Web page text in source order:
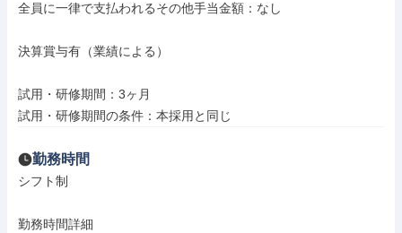
全員に一律で支払われるその他手当金額：なし
決算賞与有（業績による）
試用・研修期間：3ヶ月
試用・研修期間の条件：本採用と同じ
勤務時間
シフト制
勤務時間詳細